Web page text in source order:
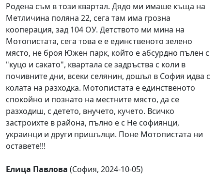
Родена съм в този квартал. Дядо ми имаше къща на
Метличина поляна 22, сега там има грозна
кооперация, зад 104 ОУ. Детството ми мина на
Мотопистата, сега това е е единственото зелено
място, не броя Южен парк, който е абсурдно пълен с
"куцо и сакато", квартала се задръства с коли в
почивните дни, всеки селянин, дошъл в София идва с
колата на разходка. Мотопистата е единственото
спокойно и познато на местните място, да се
разходиш, с детето, внучето, кучето. Всичко
застроихте в района, пълно е с Не софиянци,
украинци и други пришълци. Поне Мотопистата ни
оставете!!!
Елица Павлова (София, 2024-10-05)